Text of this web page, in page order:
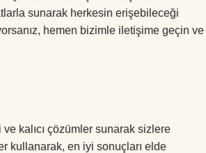
sunarak herkesin erişebileceği
hemen bizimle iletişime geçin ve
kalıcı çözümler sunarak sizlere
kullanarak, en iyi sonuçları elde